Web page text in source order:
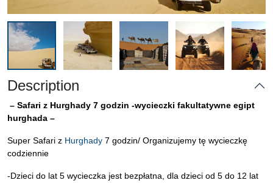
Description
– Safari z Hurghady 7 godzin -wycieczki fakultatywne egipt
hurghada –
Super Safari z Hurghady 7 godzin/ Organizujemy tę wycieczkę
codziennie
-Dzieci do lat 5 wycieczka jest bezpłatna, dla dzieci od 5 do 12 lat